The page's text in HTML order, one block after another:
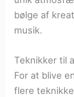
bølge af
musik.
Teknikker til
For at blive
flere